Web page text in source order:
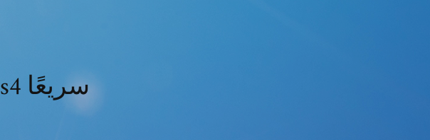
كيفية جعل تنزيل ps4 سريعًا